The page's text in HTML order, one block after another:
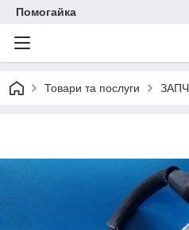
Помогайка
Товари та послуги